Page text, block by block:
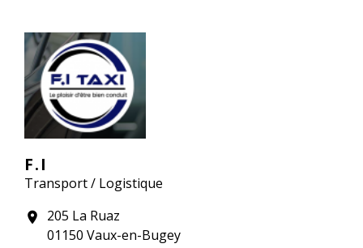
F.I
Transport / Logistique
location_on
205 La Ruaz
01150 Vaux-en-Bugey